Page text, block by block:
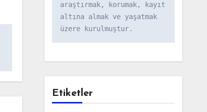
araştırmak, korumak, kayıt
altına almak ve yaşatmak
üzere kurulmuştur.
Etiketler